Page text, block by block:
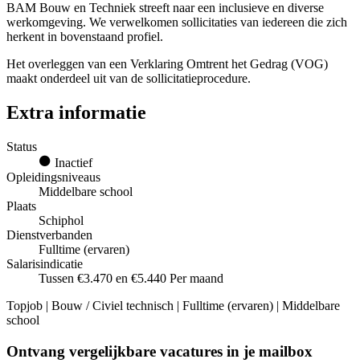
BAM Bouw en Techniek streeft naar een inclusieve en diverse
werkomgeving. We verwelkomen sollicitaties van iedereen die zich
herkent in bovenstaand profiel.
Het overleggen van een Verklaring Omtrent het Gedrag (VOG)
maakt onderdeel uit van de sollicitatieprocedure.
Extra informatie
Status
Inactief
Opleidingsniveaus
Middelbare school
Plaats
Schiphol
Dienstverbanden
Fulltime (ervaren)
Salarisindicatie
Tussen €3.470 en €5.440 Per maand
Topjob | Bouw / Civiel technisch | Fulltime (ervaren) | Middelbare
school
Ontvang vergelijkbare vacatures in je mailbox